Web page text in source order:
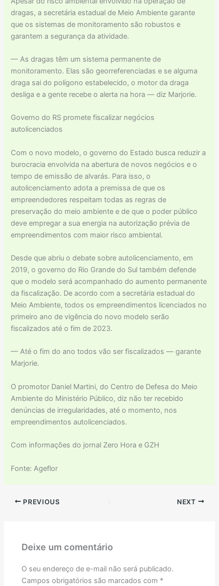
dragas, a secretária estadual de Meio Ambiente garante
que os sistemas de monitoramento são robustos e
garantem a segurança da atividade.
— As dragas têm um sistema permanente de
monitoramento. Elas são georreferenciadas e se alguma
draga sai do polígono estabelecido, o motor da draga
desliga e a gente recebe o alerta na hora — diz Marjorie.
Governo do RS promete fiscalizar negócios
autolicenciados
Com o novo modelo, o governo do Estado busca reduzir a
burocracia envolvida na abertura de novos negócios e o
tempo de emissão de alvarás. Para isso, o
autolicenciamento adota a premissa de que os
empreendedores respeitam todas as regras de
preservação do meio ambiente e de que o poder público
deve empregar a sua energia na autorização prévia de
empreendimentos com maior risco ambiental.
Desde que abriu o debate sobre autolicenciamento, em
2019, o governo do Rio Grande do Sul também defende
que o modelo será acompanhado do aumento permanente
da fiscalização. De acordo com a secretária estadual do
Meio Ambiente, todos os empreendimentos licenciados no
primeiro ano de vigência do novo modelo serão
fiscalizados até o fim de 2023.
— Até o fim do ano todos vão ser fiscalizados — garante
Marjorie.
O promotor Daniel Martini, do Centro de Defesa do Meio
Ambiente do Ministério Público, diz não ter recebido
denúncias de irregularidades, até o momento, nos
empreendimentos autolicenciados.
Com informações do jornal Zero Hora e GZH
Fonte: Ageflor
PREVIOUS NEXT
Deixe um comentário
O seu endereço de e-mail não será publicado.
Campos obrigatórios são marcados com *